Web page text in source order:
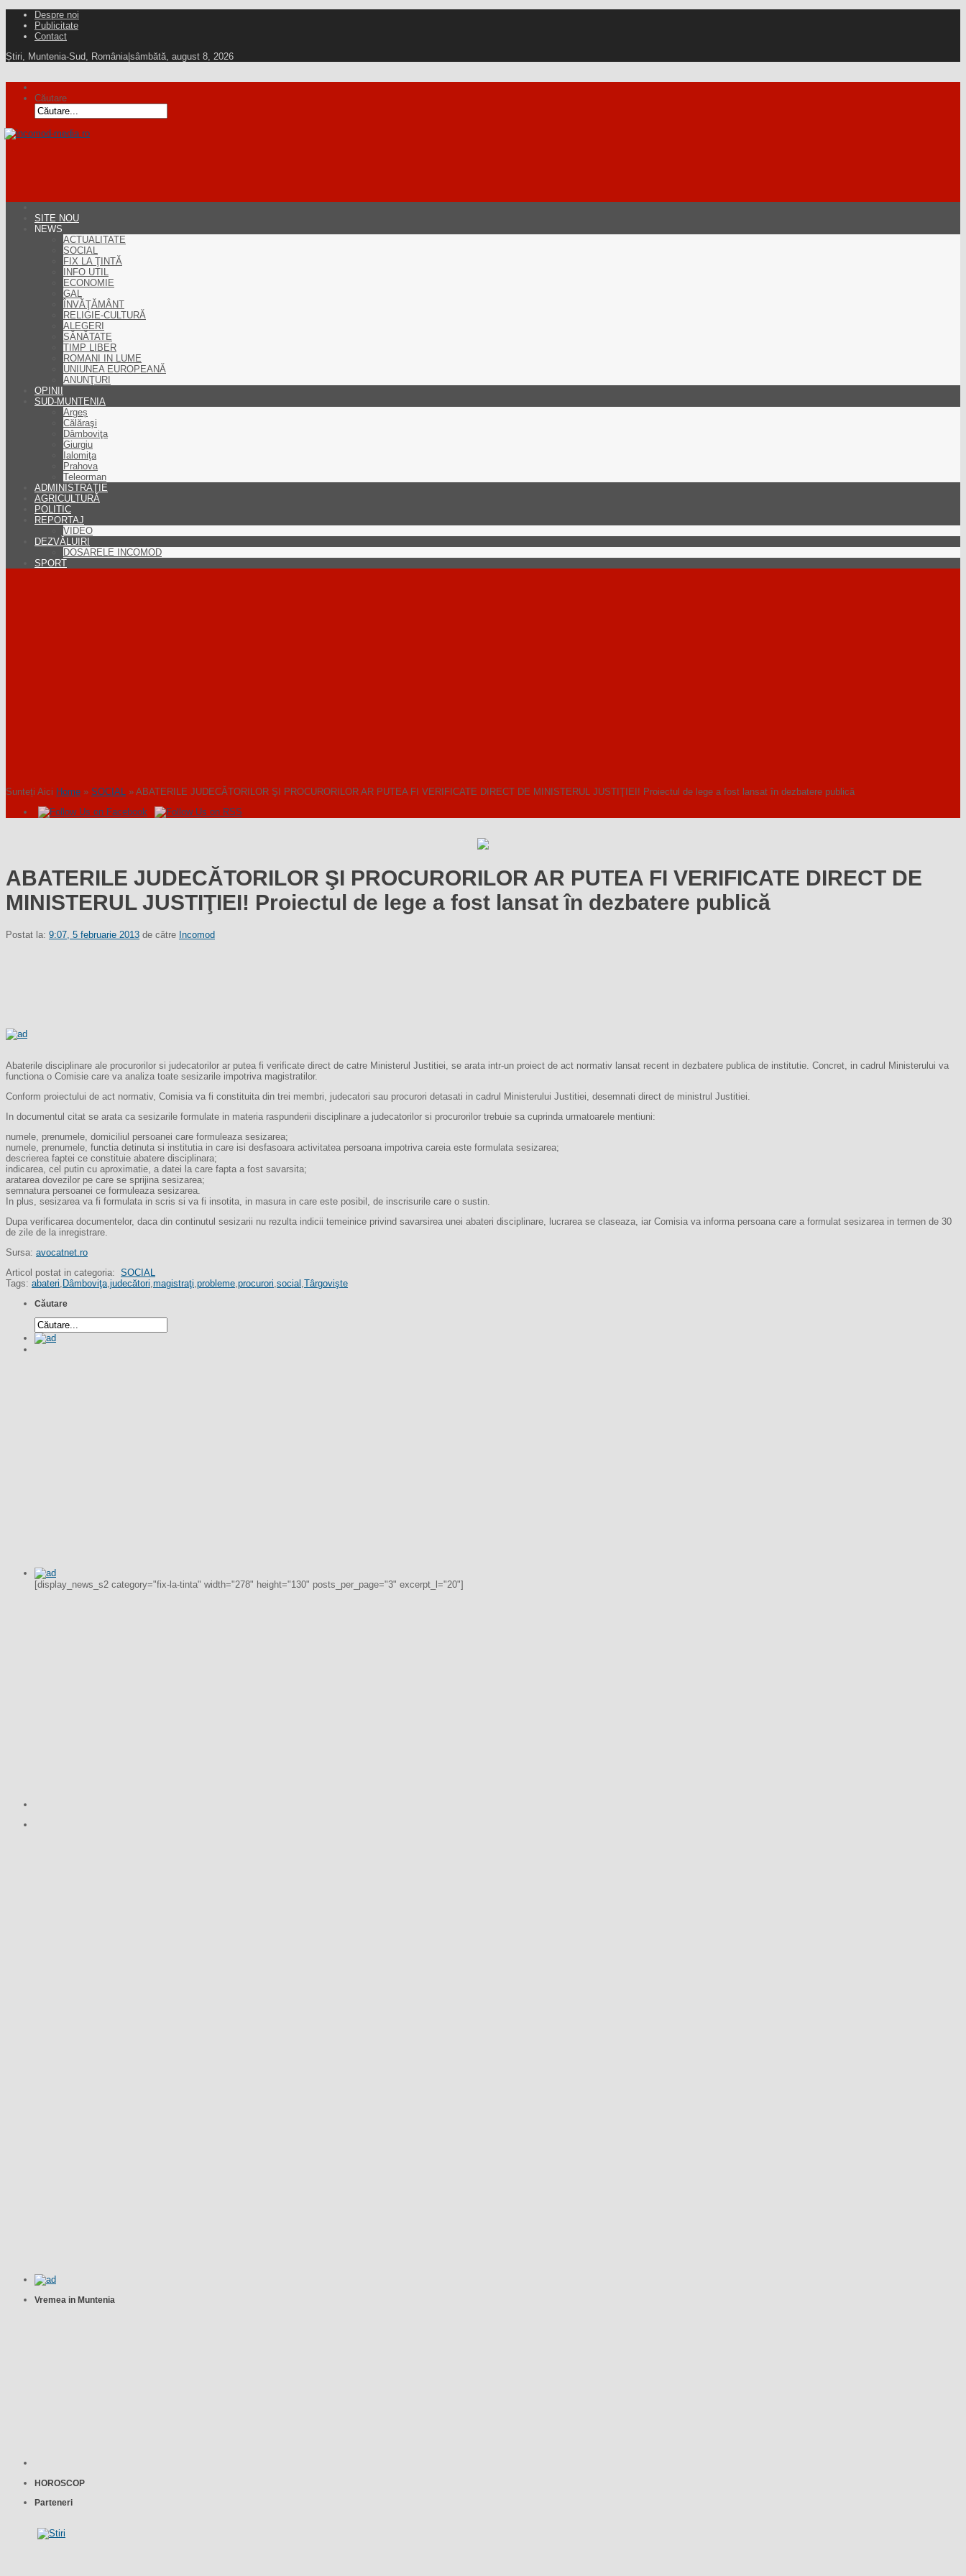
Despre noi
Publicitate
Contact
Știri, Muntenia-Sud, România|sâmbătă, august 8, 2026
Căutare
SITE NOU
NEWS
ACTUALITATE
SOCIAL
FIX LA ŢINTĂ
INFO UTIL
ECONOMIE
GAL
ÎNVĂŢĂMÂNT
RELIGIE-CULTURĂ
ALEGERI
SĂNĂTATE
TIMP LIBER
ROMANI IN LUME
UNIUNEA EUROPEANĂ
ANUNŢURI
OPINII
SUD-MUNTENIA
Argeș
Călăraşi
Dâmboviţa
Giurgiu
Ialomiţa
Prahova
Teleorman
ADMINISTRAŢIE
AGRICULTURĂ
POLITIC
REPORTAJ
VIDEO
DEZVĂLUIRI
DOSARELE INCOMOD
SPORT
Sunteți Aici Home » SOCIAL » ABATERILE JUDECĂTORILOR ŞI PROCURORILOR AR PUTEA FI VERIFICATE DIRECT DE MINISTERUL JUSTIŢIEI! Proiectul de lege a fost lansat în dezbatere publică
ABATERILE JUDECĂTORILOR ŞI PROCURORILOR AR PUTEA FI VERIFICATE DIRECT DE
MINISTERUL JUSTIŢIEI! Proiectul de lege a fost lansat în dezbatere publică
Postat la: 9:07, 5 februarie 2013 de către Incomod
Abaterile disciplinare ale procurorilor si judecatorilor ar putea fi verificate direct de catre Ministerul Justitiei, se arata intr-un proiect de act normativ lansat recent in dezbatere publica de institutie. Concret, in cadrul Ministerului va
functiona o Comisie care va analiza toate sesizarile impotriva magistratilor.
Conform proiectului de act normativ, Comisia va fi constituita din trei membri, judecatori sau procurori detasati in cadrul Ministerului Justitiei, desemnati direct de ministrul Justitiei.
In documentul citat se arata ca sesizarile formulate in materia raspunderii disciplinare a judecatorilor si procurorilor trebuie sa cuprinda urmatoarele mentiuni:
numele, prenumele, domiciliul persoanei care formuleaza sesizarea;
numele, prenumele, functia detinuta si institutia in care isi desfasoara activitatea persoana impotriva careia este formulata sesizarea;
descrierea faptei ce constituie abatere disciplinara;
indicarea, cel putin cu aproximatie, a datei la care fapta a fost savarsita;
aratarea dovezilor pe care se sprijina sesizarea;
semnatura persoanei ce formuleaza sesizarea.
In plus, sesizarea va fi formulata in scris si va fi insotita, in masura in care este posibil, de inscrisurile care o sustin.
Dupa verificarea documentelor, daca din continutul sesizarii nu rezulta indicii temeinice privind savarsirea unei abateri disciplinare, lucrarea se claseaza, iar Comisia va informa persoana care a formulat sesizarea in termen de 30
de zile de la inregistrare.
Sursa: avocatnet.ro
Articol postat in categoria: SOCIAL
Tags: abateri, Dâmboviţa,judecători,magistraţi,probleme,procurori,social ,Târgovişte
Căutare
[display_news_s2 category="fix-la-tinta" width="278" height="130" posts_per_page="3" excerpt_l="20"]
Vremea in Muntenia
HOROSCOP
Parteneri